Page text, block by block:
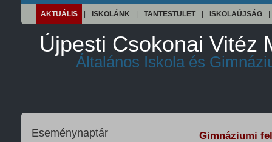
AKTUÁLIS ISKOLÁNK TANTESTÜLET ISKOLAÚJSÁG
Újpesti Csokonai Vitéz
Általános Iskola és
Eseménynaptár Gimnáziumi